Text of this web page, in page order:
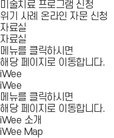
미술치료 프로그램 신청
위기 사례 온라인 자문 신청
자료실
자료실
메뉴를 클릭하시면
해당 페이지로 이동합니다.
iWee
iWee
메뉴를 클릭하시면
해당 페이지로 이동합니다.
iWee 소개
iWee Map